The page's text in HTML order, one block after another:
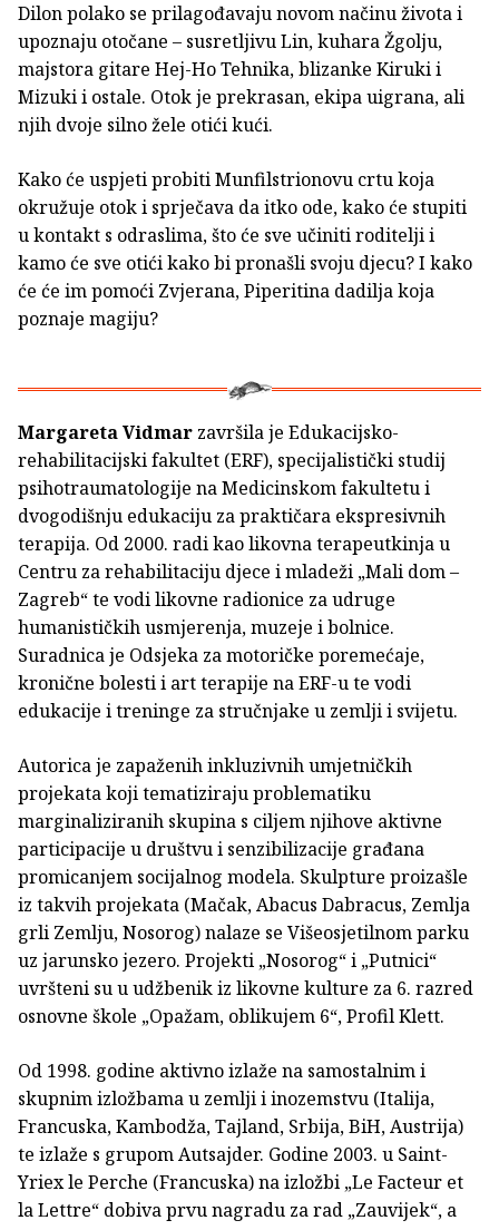
Dilon polako se prilagođavaju novom načinu života i
upoznaju otočane – susretljivu Lin, kuhara Žgolju,
majstora gitare Hej-Ho Tehnika, blizanke Kiruki i
Mizuki i ostale. Otok je prekrasan, ekipa uigrana, ali
njih dvoje silno žele otići kući.
Kako će uspjeti probiti Munfilstrionovu crtu koja
okružuje otok i sprječava da itko ode, kako će stupiti
u kontakt s odraslima, što će sve učiniti roditelji i
kamo će sve otići kako bi pronašli svoju djecu? I kako
će će im pomoći Zvjerana, Piperitina dadilja koja
poznaje magiju?
Margareta Vidmar završila je Edukacijsko-
rehabilitacijski fakultet (ERF), specijalistički studij
psihotraumatologije na Medicinskom fakultetu i
dvogodišnju edukaciju za praktičara ekspresivnih
terapija. Od 2000. radi kao likovna terapeutkinja u
Centru za rehabilitaciju djece i mladeži „Mali dom –
Zagreb“ te vodi likovne radionice za udruge
humanističkih usmjerenja, muzeje i bolnice.
Suradnica je Odsjeka za motoričke poremećaje,
kronične bolesti i art terapije na ERF-u te vodi
edukacije i treninge za stručnjake u zemlji i svijetu.
Autorica je zapaženih inkluzivnih umjetničkih
projekata koji tematiziraju problematiku
marginaliziranih skupina s ciljem njihove aktivne
participacije u društvu i senzibilizacije građana
promicanjem socijalnog modela. Skulpture proizašle
iz takvih projekata (Mačak, Abacus Dabracus, Zemlja
grli Zemlju, Nosorog) nalaze se Višeosjetilnom parku
uz jarunsko jezero. Projekti „Nosorog“ i „Putnici“
uvršteni su u udžbenik iz likovne kulture za 6. razred
osnovne škole „Opažam, oblikujem 6“, Profil Klett.
Od 1998. godine aktivno izlaže na samostalnim i
skupnim izložbama u zemlji i inozemstvu (Italija,
Francuska, Kambodža, Tajland, Srbija, BiH, Austrija)
te izlaže s grupom Autsajder. Godine 2003. u Saint-
Yriex le Perche (Francuska) na izložbi „Le Facteur et
la Lettre“ dobiva prvu nagradu za rad „Zauvijek“, a